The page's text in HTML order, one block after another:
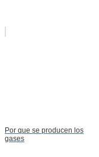
Por que se producen los
gases